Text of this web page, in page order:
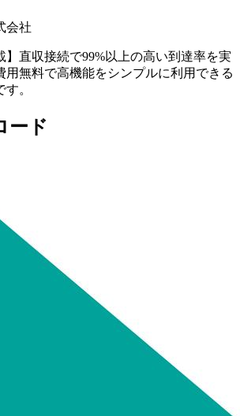
会社
】直収接続で99%以上の高い到達率を実
用無料で高機能をシンプルに利用できる
。
ード